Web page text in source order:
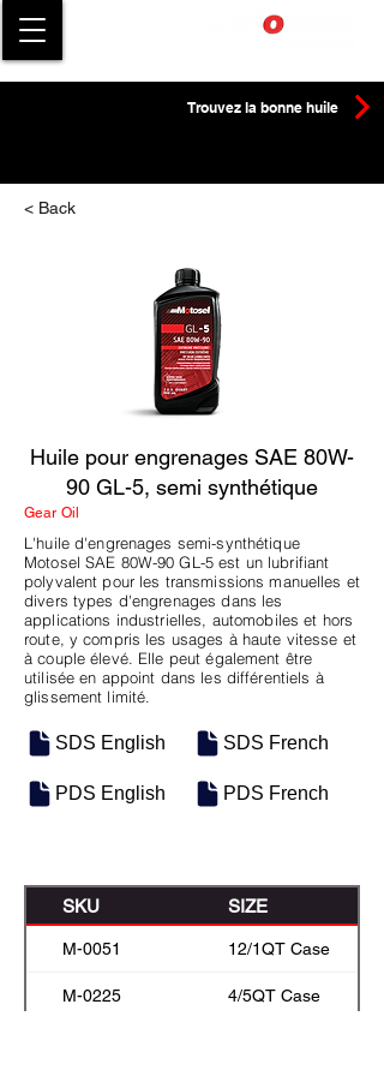
Trouvez la bonne huile
< Back
Huile pour engrenages SAE 80W-
90 GL-5, semi synthétique
Gear Oil
L'huile d'engrenages semi-synthétique
Motosel SAE 80W-90 GL-5 est un lubrifiant
polyvalent pour les transmissions manuelles et
divers types d'engrenages dans les
applications industrielles, automobiles et hors
route, y compris les usages à haute vitesse et
à couple élevé. Elle peut également être
utilisée en appoint dans les différentiels à
glissement limité.
SDS English
PDS English
SDS French
PDS French
SKU SIZE
M-0051 12/1QT Case
M-0225 4/5QT Case